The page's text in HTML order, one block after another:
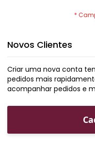
Novos Clientes
Criar uma nova conta
pedidos mais
acompanhar pedidos e